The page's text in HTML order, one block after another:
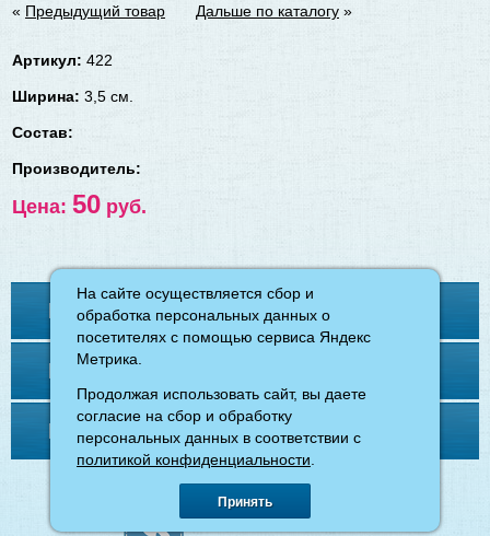
« Предыдущий товар Дальше по каталогу »
Артикул: 422
Ширина: 3,5 см.
Состав:
Производитель:
Цена: 50 руб.
Контакты
Меню
Напишите нам
магазин «Ткани для вас»
На сайте осуществляется сбор и
обработка персональных данных о
посетителях с помощью сервиса Яндекс
Метрика.
Продолжая использовать сайт, вы даете
согласие на сбор и обработку
персональных данных в соответствии с
политикой конфиденциальности
Принять
На сайте осуществляется сбор и
обработка персональных данных о
посетителях с помощью сервиса Яндекс
Метрика.
Продолжая использовать сайт, вы даете
согласие на сбор и обработку
персональных данных в соответствии с
политикой конфиденциальности
Принять